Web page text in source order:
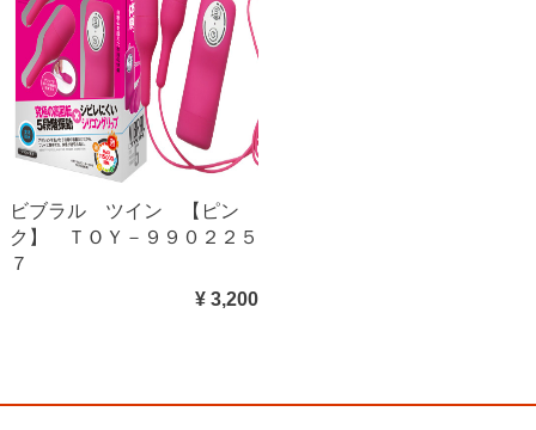
ビブラル ツイン 【ピン
ク】 ＴＯＹ－９９０２２５
７
¥ 3,200